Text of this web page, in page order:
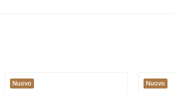
Nuovo Nuovo